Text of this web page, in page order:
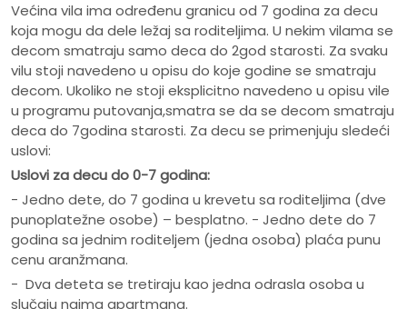
Većina vila ima određenu granicu od 7 godina za decu
koja mogu da dele ležaj sa roditeljima. U nekim vilama se
decom smatraju samo deca do 2god starosti. Za svaku
vilu stoji navedeno u opisu do koje godine se smatraju
decom. Ukoliko ne stoji eksplicitno navedeno u opisu vile
u programu putovanja,smatra se da se decom smatraju
deca do 7godina starosti. Za decu se primenjuju sledeći
uslovi:
Uslovi za decu do 0-7 godina:
- Jedno dete, do 7 godina u krevetu sa roditeljima (dve
punoplatežne osobe) – besplatno. - Jedno dete do 7
godina sa jednim roditeljem (jedna osoba) plaća punu
cenu aranžmana.
- Dva deteta se tretiraju kao jedna odrasla osoba u
slučaju najma apartmana.